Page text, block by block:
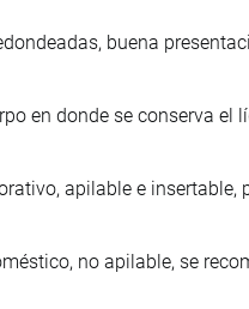
buena
en donde se conserva el
apilable e insertable,
no apilable, se